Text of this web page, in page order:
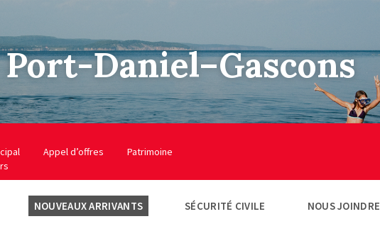
Daniel–Gascons
Appel d’offres
Patrimoine
NOUVEAUX ARRIVANTS SÉCURITÉ CIVILE NOUS JOINDRE